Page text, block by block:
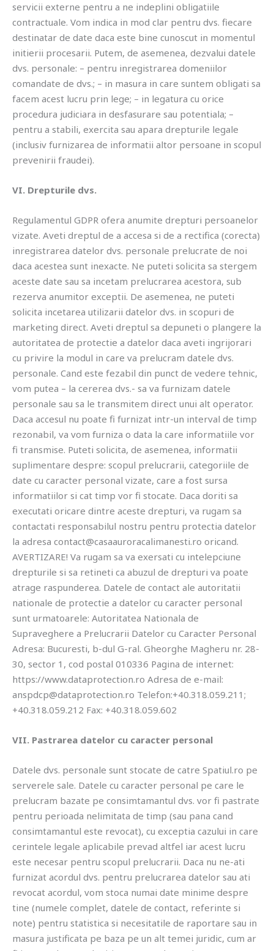
servicii externe pentru a ne indeplini obligatiile
contractuale. Vom indica in mod clar pentru dvs. fiecare
destinatar de date daca este bine cunoscut in momentul
initierii procesarii. Putem, de asemenea, dezvalui datele
dvs. personale: – pentru inregistrarea domeniilor
comandate de dvs.; – in masura in care suntem obligati sa
facem acest lucru prin lege; – in legatura cu orice
procedura judiciara in desfasurare sau potentiala; –
pentru a stabili, exercita sau apara drepturile legale
(inclusiv furnizarea de informatii altor persoane in scopul
prevenirii fraudei).
VI. Drepturile dvs.
Regulamentul GDPR ofera anumite drepturi persoanelor
vizate. Aveti dreptul de a accesa si de a rectifica (corecta)
inregistrarea datelor dvs. personale prelucrate de noi
daca acestea sunt inexacte. Ne puteti solicita sa stergem
aceste date sau sa incetam prelucrarea acestora, sub
rezerva anumitor exceptii. De asemenea, ne puteti
solicita incetarea utilizarii datelor dvs. in scopuri de
marketing direct. Aveti dreptul sa depuneti o plangere la
autoritatea de protectie a datelor daca aveti ingrijorari
cu privire la modul in care va prelucram datele dvs.
personale. Cand este fezabil din punct de vedere tehnic,
vom putea – la cererea dvs.- sa va furnizam datele
personale sau sa le transmitem direct unui alt operator.
Daca accesul nu poate fi furnizat intr-un interval de timp
rezonabil, va vom furniza o data la care informatiile vor
fi transmise. Puteti solicita, de asemenea, informatii
suplimentare despre: scopul prelucrarii, categoriile de
date cu caracter personal vizate, care a fost sursa
informatiilor si cat timp vor fi stocate. Daca doriti sa
executati oricare dintre aceste drepturi, va rugam sa
contactati responsabilul nostru pentru protectia datelor
la adresa contact@casaauroracalimanesti.ro oricand.
AVERTIZARE! Va rugam sa va exersati cu intelepciune
drepturile si sa retineti ca abuzul de drepturi va poate
atrage raspunderea. Datele de contact ale autoritatii
nationale de protectie a datelor cu caracter personal
sunt urmatoarele: Autoritatea Nationala de
Supraveghere a Prelucrarii Datelor cu Caracter Personal
Adresa: Bucuresti, b-dul G-ral. Gheorghe Magheru nr. 28-
30, sector 1, cod postal 010336 Pagina de internet:
https://www.dataprotection.ro Adresa de e-mail:
anspdcp@dataprotection.ro Telefon:+40.318.059.211;
+40.318.059.212 Fax: +40.318.059.602
VII. Pastrarea datelor cu caracter personal
Datele dvs. personale sunt stocate de catre Spatiul.ro pe
serverele sale. Datele cu caracter personal pe care le
prelucram bazate pe consimtamantul dvs. vor fi pastrate
pentru perioada nelimitata de timp (sau pana cand
consimtamantul este revocat), cu exceptia cazului in care
cerintele legale aplicabile prevad altfel iar acest lucru
este necesar pentru scopul prelucrarii. Daca nu ne-ati
furnizat acordul dvs. pentru prelucrarea datelor sau ati
revocat acordul, vom stoca numai date minime despre
tine (numele complet, datele de contact, referinte si
note) pentru statistica si necesitatile de raportare sau in
masura justificata pe baza pe un alt temei juridic, cum ar